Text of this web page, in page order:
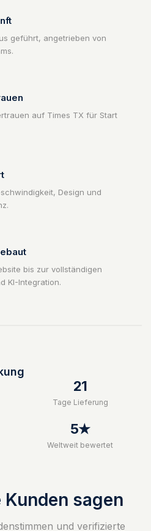
geführt, angetrieben von
auf Times TX für Start
Design und
bis zur vollständigen
KI-Integration.
21
Tage Lieferung
5★
Weltweit bewertet
Kunden sagen
und verifizierte